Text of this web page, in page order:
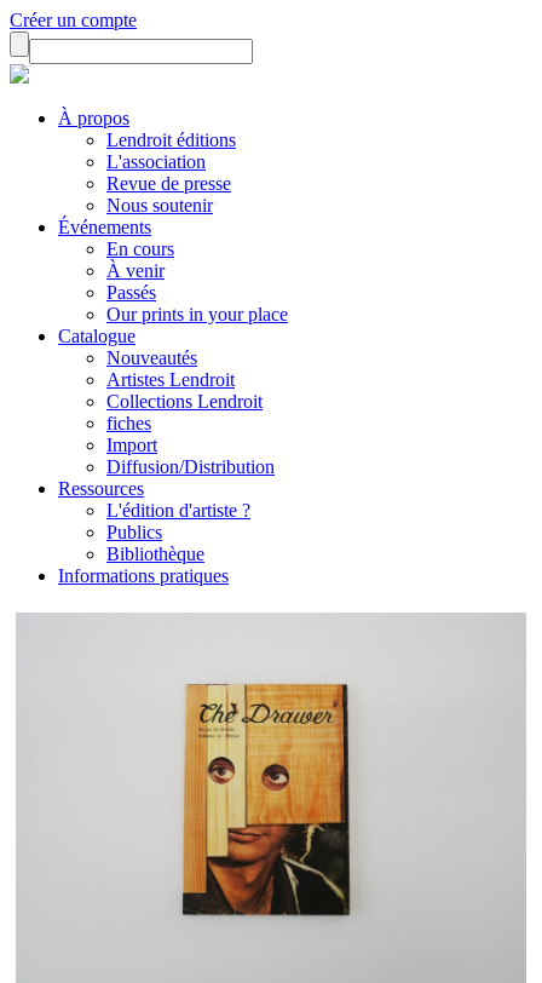
Créer un compte
À propos
Lendroit éditions
L'association
Revue de presse
Nous soutenir
Événements
En cours
À venir
Passés
Our prints in your place
Catalogue
Nouveautés
Artistes Lendroit
Collections Lendroit
fiches
Import
Diffusion/Distribution
Ressources
L'édition d'artiste ?
Publics
Bibliothèque
Informations pratiques